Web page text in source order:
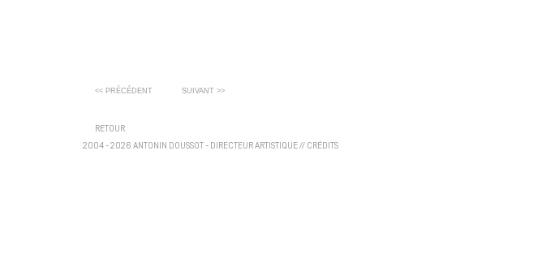
<< PRÉCÉDENT SUIVANT >>
RETOUR
2004 - 2026 ANTONIN DOUSSOT - DIRECTEUR ARTISTIQUE// CRÉDITS